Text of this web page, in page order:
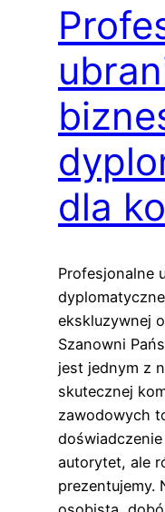
dla
Profesjonalne
ekskluzywnej
Szanowni
jest jednym z
skutecznej
zawodowych
autorytet, ale
prezentujemy.